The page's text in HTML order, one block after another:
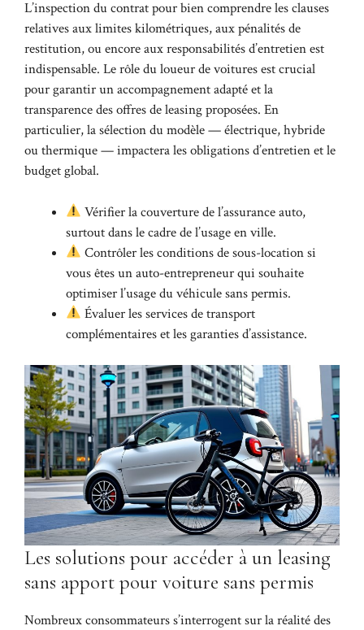
L’inspection du contrat pour bien comprendre les clauses
relatives aux limites kilométriques, aux pénalités de
restitution, ou encore aux responsabilités d’entretien est
indispensable. Le rôle du loueur de voitures est crucial
pour garantir un accompagnement adapté et la
transparence des offres de leasing proposées. En
particulier, la sélection du modèle — électrique, hybride
ou thermique — impactera les obligations d’entretien et le
budget global.
Vérifier la couverture de l’assurance auto,
surtout dans le cadre de l’usage en ville.
Contrôler les conditions de sous-location si
vous êtes un auto-entrepreneur qui souhaite
optimiser l’usage du véhicule sans permis.
Évaluer les services de transport
complémentaires et les garanties d’assistance.
Les solutions pour accéder à un leasing
sans apport pour voiture sans permis
Nombreux consommateurs s’interrogent sur la réalité des